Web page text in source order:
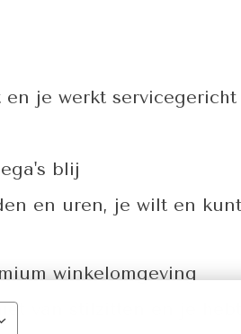
je werkt servicegericht
blij
en uren, je wilt en
winkelomgeving
van stilzitten en je